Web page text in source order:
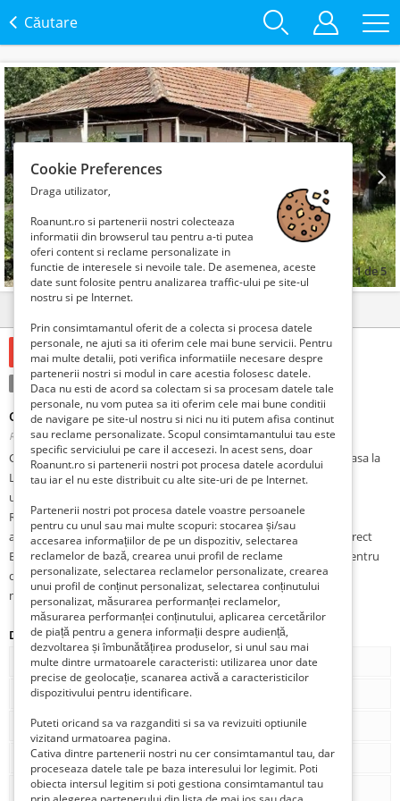
Căutare
Prev Next
1de5
Detalii
59000 Euro €
Condiție: Folosit Tranzacţie: Vinde
Casa lipia ilfov 4 camere
Romania, Ilfov, Gruiu, 0731723732, Publicat 1 săptămână în urmă în urmă
Casa este construita in anul 1970 din caramida! Proprietar vand casa la
Lipia-Ilfov,4 camere,amprenta 100mp,teren intravilan 2039mp.Ca
utilitati avem:apa,gaze,electricitate,cablu si internet(RCS-
RDS).Deschiderea la strada este 25ml.Distanta de la casa pana la
autostrada Bucuresti-Ploiesti este de 3km.Exista transport STB direct
Bucuresti-Bucur Obor-Piata Presei.Detin cadastru si intabulare..Pentru
detalii si vizionare contactati-ma telefonic..Ofer si cer seriozitate
maxima.
Detalii
Tip
De vânzare
Tipul de proprietate
Proprietar
Num. camere
4
Num. bai
2
Stare
Conditie buna
Cookie Preferences
Draga utilizator,
Roanunt.ro si partenerii nostri colecteaza
informatii din browserul tau pentru a-ti putea
oferi content si reclame personalizate in
functie de interesele si nevoile tale. De asemenea, aceste
date sunt folosite pentru analizarea traffic-ului pe site-ul
nostru si pe Internet.
Prin consimtamantul oferit de a colecta si procesa datele
personale, ne ajuti sa iti oferim cele mai bune servicii. Pentru
mai multe detalii, poti verifica informatiile necesare despre
partenerii nostri si modul in care acestia folosesc datele.
Daca nu esti de acord sa colectam si sa procesam datele tale
personale, nu vom putea sa iti oferim cele mai bune conditii
de navigare pe site-ul nostru si nici nu iti putem afisa continut
sau reclame personalizate. Scopul consimtamantului tau este
specific serviciului pe care il accesezi. In acest sens, doar
Roanunt.ro si partenerii nostri pot procesa datele acordului
tau iar el nu este distribuit cu alte site-uri de pe Internet.
Partenerii nostri pot procesa datele voastre persoanele
pentru cu unul sau mai multe scopuri: stocarea și/sau
accesarea informațiilor de pe un dispozitiv, selectarea
reclamelor de bază, crearea unui profil de reclame
personalizate, selectarea reclamelor personalizate, crearea
unui profil de conținut personalizat, selectarea conținutului
personalizat, măsurarea performanței reclamelor,
măsurarea performanței conținutului, aplicarea cercetărilor
de piață pentru a genera informații despre audiență,
dezvoltarea și îmbunătățirea produselor, si unul sau mai
multe dintre urmatoarele caracteristi: utilizarea unor date
precise de geolocație, scanarea activă a caracteristicilor
dispozitivului pentru identificare.
Puteti oricand sa va razganditi si sa va revizuiti optiunile
vizitand urmatoarea pagina.
Cativa dintre partenerii nostri nu cer consimtamantul tau, dar
proceseaza datele tale pe baza interesului lor legimit. Poti
obiecta intersul legitim si poti gestiona consimtamantul tau